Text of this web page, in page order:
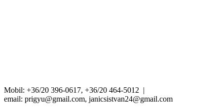
Mobil: +36/20 396-0617, +36/20 464-5012 |
email: prigyu@gmail.com, janicsistvan24@gmail.com